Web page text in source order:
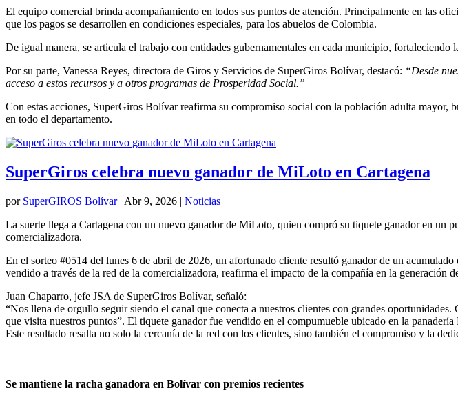
El equipo comercial brinda acompañamiento en todos sus puntos de atención. Principalmente en las
que los pagos se desarrollen en condiciones especiales, para los abuelos de Colombia.
De igual manera, se articula el trabajo con entidades gubernamentales en cada municipio, fortaleciendo
Por su parte, Vanessa Reyes, directora de Giros y Servicios de SuperGiros Bolívar, destacó: “Desde
acceso a estos recursos y a otros programas de Prosperidad Social.”
Con estas acciones, SuperGiros Bolívar reafirma su compromiso social con la población adulta
en todo el departamento.
SuperGiros celebra nuevo ganador de MiLoto en Cartagena
por SuperGIROS Bolívar| Abr 9, 2026 | Noticias
La suerte llega a Cartagena con un nuevo ganador de MiLoto, quien compró su tiquete ganador en un
comercializadora.
En el sorteo #0514 del lunes 6 de abril de 2026, un afortunado cliente resultó ganador de un
vendido a través de la red de la comercializadora, reafirma el impacto de la compañía en la generación
Juan Chaparro, jefe JSA de SuperGiros Bolívar, señaló:
“Nos llena de orgullo seguir siendo el canal que conecta a nuestros clientes con grandes
que visita nuestros puntos”. El tiquete ganador fue vendido en el compumueble ubicado en la
Este resultado resalta no solo la cercanía de la red con los clientes, sino también el compromiso y la
Se mantiene la racha ganadora en Bolívar con premios recientes